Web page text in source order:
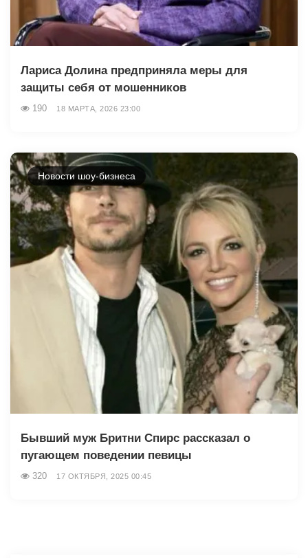
Лариса Долина предприняла меры для
защиты себя от мошенников
190 18 МАРТА, 2026 23:00
Новости шоу-бизнеса
Бывший муж Бритни Спирс рассказал о
пугающем поведении певицы
320 17 ОКТЯБРЯ, 2025 00:45